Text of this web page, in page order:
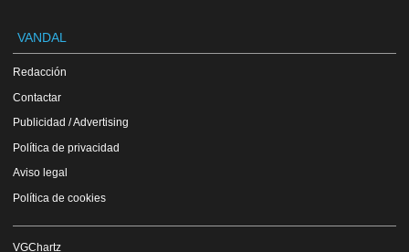
VANDAL
Redacción
Contactar
Publicidad / Advertising
Política de privacidad
Aviso legal
Política de cookies
VGChartz